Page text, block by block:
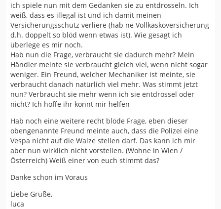
ich spiele nun mit dem Gedanken sie zu entdrosseln. Ich
weiß, dass es illegal ist und ich damit meinen
Versicherungsschutz verliere (hab ne Vollkaskoversicherung
d.h. doppelt so blöd wenn etwas ist). Wie gesagt ich
überlege es mir noch.
Hab nun die Frage, verbraucht sie dadurch mehr? Mein
Händler meinte sie verbraucht gleich viel, wenn nicht sogar
weniger. Ein Freund, welcher Mechaniker ist meinte, sie
verbraucht danach natürlich viel mehr. Was stimmt jetzt
nun? Verbraucht sie mehr wenn ich sie entdrossel oder
nicht? Ich hoffe ihr könnt mir helfen
Hab noch eine weitere recht blöde Frage, eben dieser
obengenannte Freund meinte auch, dass die Polizei eine
Vespa nicht auf die Walze stellen darf. Das kann ich mir
aber nun wirklich nicht vorstellen. (Wohne in Wien /
Österreich) Weiß einer von euch stimmt das?
Danke schon im Voraus
Liebe Grüße,
luca